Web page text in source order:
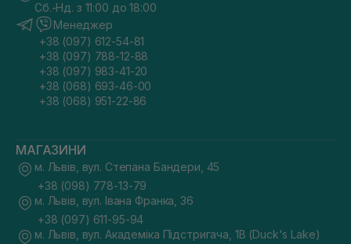
Сб.-Нд. з 11:00 до 18:00
Менеджер
+38 (097) 612-54-81
+38 (097) 788-12-88
+38 (097) 983-41-20
+38 (068) 693-46-00
+38 (068) 951-22-86
МАГАЗИНИ
м. Львів, вул. Степана Бандери, 45
+38 (098) 778-13-79
м. Львів, вул. Івана Франка, 36
+38 (097) 611-95-94
м. Львів, вул. Академіка Підстригача, 1В (Duck's Lake)